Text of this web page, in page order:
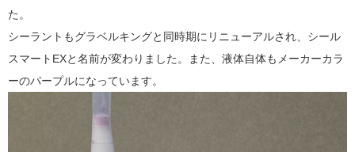
た。
シーラントもグラベルキングと同時期にリニューアルされ、シール
スマートEXと名前が変わりました。また、液体自体もメーカーカラ
ーのパープルになっています。